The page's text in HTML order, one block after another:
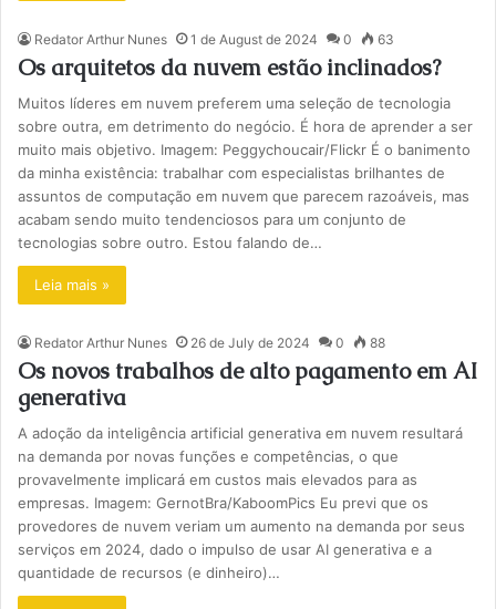
Redator Arthur Nunes 1 de August de 2024 0 63
Os arquitetos da nuvem estão inclinados?
Muitos líderes em nuvem preferem uma seleção de tecnologia
sobre outra, em detrimento do negócio. É hora de aprender a ser
muito mais objetivo. Imagem: Peggychoucair/Flickr É o banimento
da minha existência: trabalhar com especialistas brilhantes de
assuntos de computação em nuvem que parecem razoáveis, mas
acabam sendo muito tendenciosos para um conjunto de
tecnologias sobre outro. Estou falando de…
Leia mais »
Redator Arthur Nunes 26 de July de 2024 0 88
Os novos trabalhos de alto pagamento em AI
generativa
A adoção da inteligência artificial generativa em nuvem resultará
na demanda por novas funções e competências, o que
provavelmente implicará em custos mais elevados para as
empresas. Imagem: GernotBra/KaboomPics Eu previ que os
provedores de nuvem veriam um aumento na demanda por seus
serviços em 2024, dado o impulso de usar AI generativa e a
quantidade de recursos (e dinheiro)…